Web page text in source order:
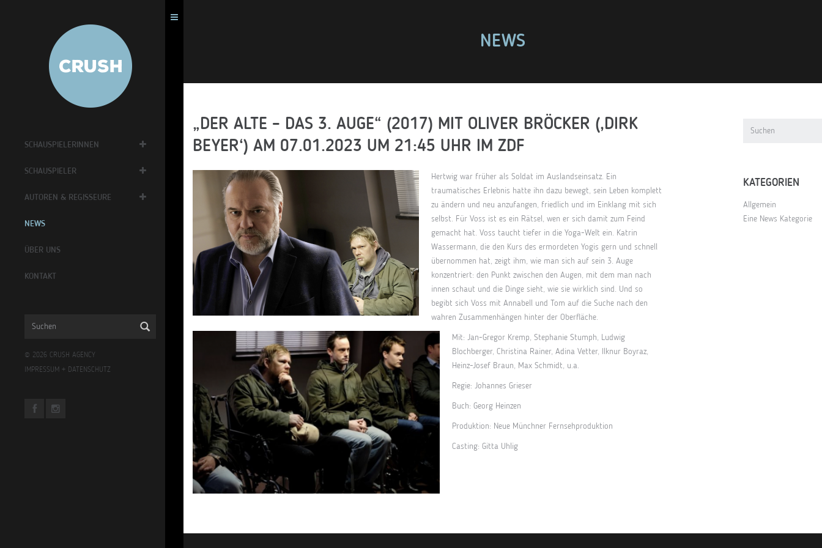
SCHAUSPIELERINNEN
SCHAUSPIELER
AUTOREN & REGISSEURE
NEWS
ÜBER UNS
KONTAKT
© 2026 CRUSH AGENCY
IMPRESSUM + DATENSCHUTZ
NEWS
„DER ALTE – DAS 3. AUGE“ (2017) MIT OLIVER BRÖCKER (‚DIRK
BEYER‘) AM 07.01.2023 UM 21:45 UHR IM ZDF
Hertwig war früher als Soldat im Auslandseinsatz. Ein
traumatisches Erlebnis hatte ihn dazu bewegt, sein Leben komplett
zu ändern und neu anzufangen, friedlich und im Einklang mit sich
selbst. Für Voss ist es ein Rätsel, wen er sich damit zum Feind
gemacht hat. Voss taucht tiefer in die Yoga-Welt ein. Katrin
Wassermann, die den Kurs des ermordeten Yogis gern und schnell
übernommen hat, zeigt ihm, wie man sich auf sein 3. Auge
konzentriert: den Punkt zwischen den Augen, mit dem man nach
innen schaut und die Dinge sieht, wie sie wirklich sind. Und so
begibt sich Voss mit Annabell und Tom auf die Suche nach den
wahren Zusammenhängen hinter der Oberfläche.
Mit: Jan-Gregor Kremp, Stephanie Stumph, Ludwig
Blochberger, Christina Rainer, Adina Vetter, Ilknur Boyraz,
Heinz-Josef Braun, Max Schmidt, u.a.
Regie: Johannes Grieser
Buch: Georg Heinzen
Produktion: Neue Münchner Fernsehproduktion
Casting: Gitta Uhlig
KATEGORIEN
Allgemein
Eine News Kategorie